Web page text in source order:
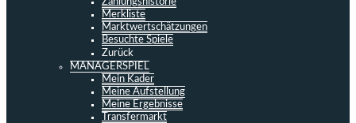
Merkliste
Marktwertschätzungen
Besuchte Spiele
Zurück
MANAGERSPIEL
Mein Kader
Meine Aufstellung
Meine Ergebnisse
Transfermarkt